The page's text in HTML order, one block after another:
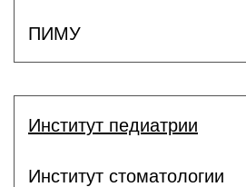
ПИМУ
Институт педиатрии
Институт стоматологии